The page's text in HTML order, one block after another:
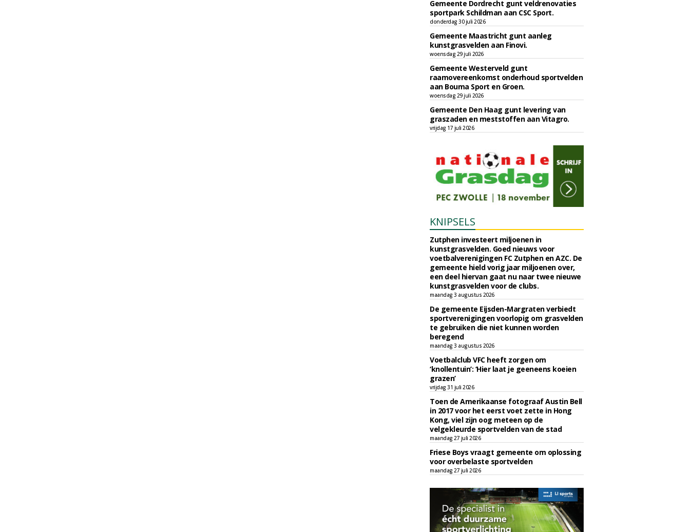
Gemeente Dordrecht gunt veldrenovaties
sportpark Schildman aan CSC Sport.
donderdag 30 juli 2026
Gemeente Maastricht gunt aanleg
kunstgrasvelden aan Finovi.
woensdag 29 juli 2026
Gemeente Westerveld gunt
raamovereenkomst onderhoud sportvelden
aan Bouma Sport en Groen.
woensdag 29 juli 2026
Gemeente Den Haag gunt levering van
graszaden en meststoffen aan Vitagro.
vrijdag 17 juli 2026
KNIPSELS
Zutphen investeert miljoenen in
kunstgrasvelden. Goed nieuws voor
voetbalverenigingen FC Zutphen en AZC. De
gemeente hield vorig jaar miljoenen over,
een deel hiervan gaat nu naar twee nieuwe
kunstgrasvelden voor de clubs.
maandag 3 augustus 2026
De gemeente Eijsden-Margraten verbiedt
sportverenigingen voorlopig om grasvelden
te gebruiken die niet kunnen worden
beregend
maandag 3 augustus 2026
Voetbalclub VFC heeft zorgen om
‘knollentuin’: ‘Hier laat je geeneens koeien
grazen’
vrijdag 31 juli 2026
Toen de Amerikaanse fotograaf Austin Bell
in 2017 voor het eerst voet zette in Hong
Kong, viel zijn oog meteen op de
velgekleurde sportvelden van de stad
maandag 27 juli 2026
Friese Boys vraagt gemeente om oplossing
voor overbelaste sportvelden
maandag 27 juli 2026